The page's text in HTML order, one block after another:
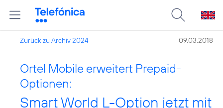
Zurück zu Archiv 2024 09.03.2018
Ortel Mobile erweitert Prepaid-
Optionen:
Smart World L-Option jetzt mit